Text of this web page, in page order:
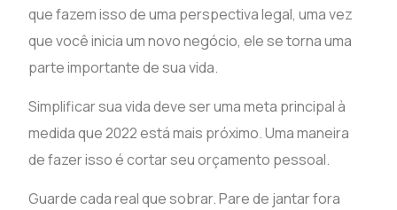
que fazem isso de uma perspectiva legal, uma vez
que você inicia um novo negócio, ele se torna uma
parte importante de sua vida.
Simplificar sua vida deve ser uma meta principal à
medida que 2022 está mais próximo. Uma maneira
de fazer isso é cortar seu orçamento pessoal.
Guarde cada real que sobrar. Pare de jantar fora